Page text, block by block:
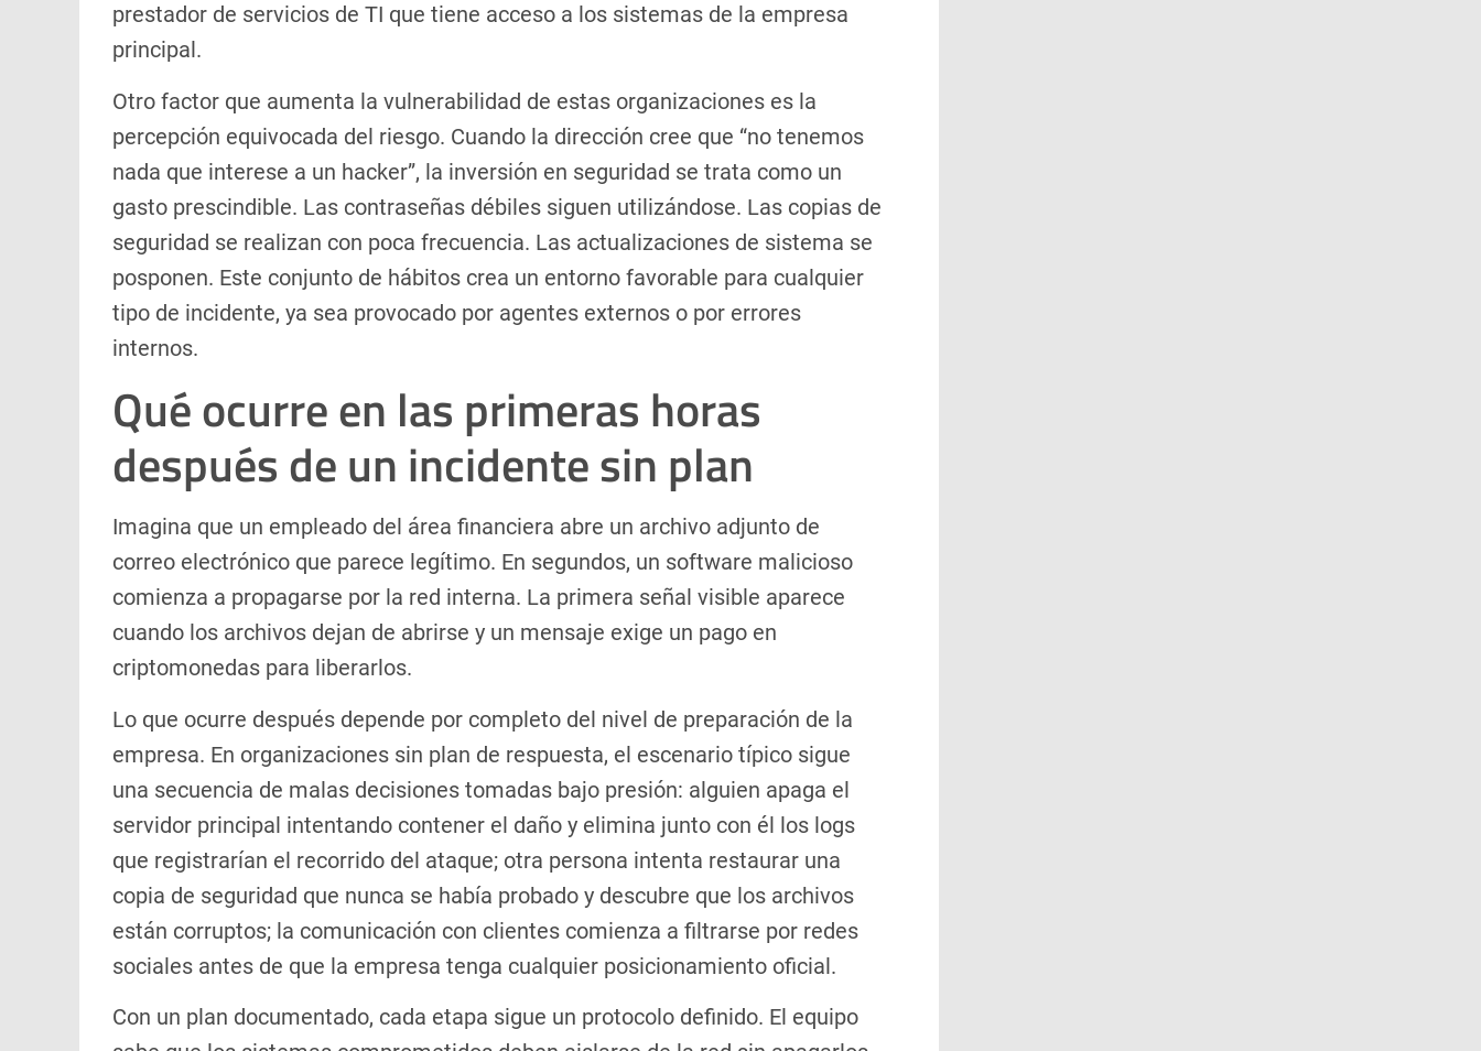
prestador de servicios de TI que tiene acceso a los sistemas de la empresa
principal.
Otro factor que aumenta la vulnerabilidad de estas organizaciones es la
percepción equivocada del riesgo. Cuando la dirección cree que “no tenemos
nada que interese a un hacker”, la inversión en seguridad se trata como un
gasto prescindible. Las contraseñas débiles siguen utilizándose. Las copias de
seguridad se realizan con poca frecuencia. Las actualizaciones de sistema se
posponen. Este conjunto de hábitos crea un entorno favorable para cualquier
tipo de incidente, ya sea provocado por agentes externos o por errores
internos.
Qué ocurre en las primeras horas
después de un incidente sin plan
Imagina que un empleado del área financiera abre un archivo adjunto de
correo electrónico que parece legítimo. En segundos, un software malicioso
comienza a propagarse por la red interna. La primera señal visible aparece
cuando los archivos dejan de abrirse y un mensaje exige un pago en
criptomonedas para liberarlos.
Lo que ocurre después depende por completo del nivel de preparación de la
empresa. En organizaciones sin plan de respuesta, el escenario típico sigue
una secuencia de malas decisiones tomadas bajo presión: alguien apaga el
servidor principal intentando contener el daño y elimina junto con él los logs
que registrarían el recorrido del ataque; otra persona intenta restaurar una
copia de seguridad que nunca se había probado y descubre que los archivos
están corruptos; la comunicación con clientes comienza a filtrarse por redes
sociales antes de que la empresa tenga cualquier posicionamiento oficial.
Con un plan documentado, cada etapa sigue un protocolo definido. El equipo